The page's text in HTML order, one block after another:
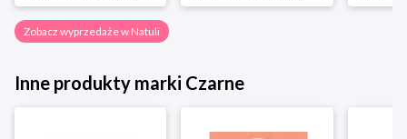
Zobacz wyprzedaże w Natuli
Inne produkty marki Czarne